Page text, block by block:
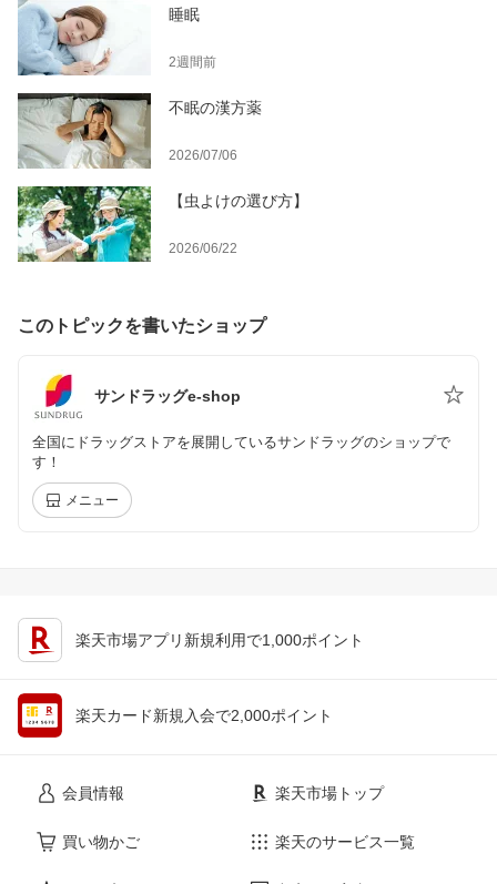
睡眠
2週間前
不眠の漢方薬
2026/07/06
【虫よけの選び方】
2026/06/22
このトピックを書いたショップ
サンドラッグe-shop
全国にドラッグストアを展開しているサンドラッグのショップで
す！
メニュー
楽天市場アプリ新規利用で1,000ポイント
楽天カード新規入会で2,000ポイント
会員情報
買い物かご
楽天市場トップ
楽天のサービス一覧